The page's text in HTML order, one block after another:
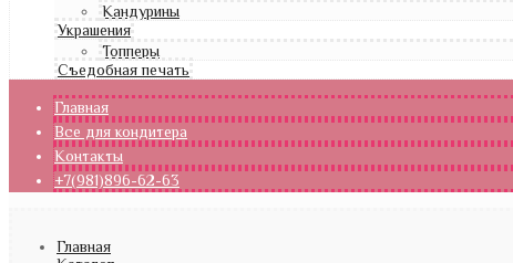
Кандурины
Украшения
Топперы
Съедобная печать
Главная
Все для кондитера
Контакты
+7(981)896-62-63
Главная